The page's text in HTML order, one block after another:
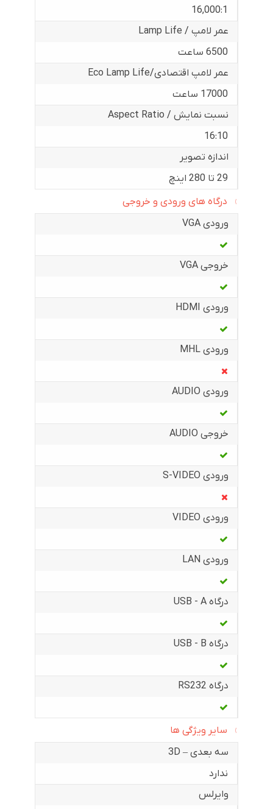
16,000:1
عمر لامپ / Lamp Life
6500 ساعت
عمر لامپ اقتصادی/Eco Lamp Life
17000 ساعت
نسبت نمایش / Aspect Ratio
16:10
اندازه تصویر
29 تا 280 اینچ
درگاه های ورودی و خروجی
ورودی VGA
خروجی VGA
ورودی HDMI
ورودی MHL
ورودی AUDIO
خروجی AUDIO
ورودی S-VIDEO
ورودی VIDEO
ورودی LAN
درگاه USB - A
درگاه USB - B
درگاه RS232
سایر ویژگی ها
سه بعدی – 3D
ندارد
وایرلس